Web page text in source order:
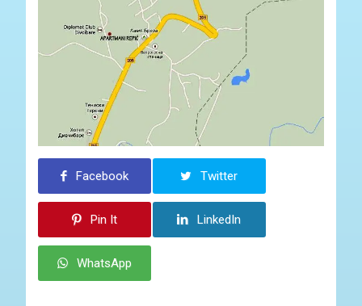
Facebook Twitter
Pin It LinkedIn
WhatsApp